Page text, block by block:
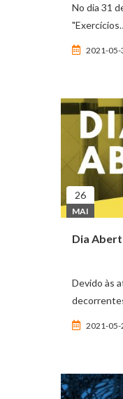
No dia 31
2021-05-
26
MAI
Dia
Devido às
2021-05-